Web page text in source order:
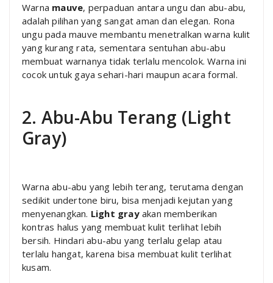
Warna mauve, perpaduan antara ungu dan abu-abu,
adalah pilihan yang sangat aman dan elegan. Rona
ungu pada mauve membantu menetralkan warna kulit
yang kurang rata, sementara sentuhan abu-abu
membuat warnanya tidak terlalu mencolok. Warna ini
cocok untuk gaya sehari-hari maupun acara formal.
2. Abu-Abu Terang (Light
Gray)
Warna abu-abu yang lebih terang, terutama dengan
sedikit undertone biru, bisa menjadi kejutan yang
menyenangkan. Light grayakan memberikan
kontras halus yang membuat kulit terlihat lebih
bersih. Hindari abu-abu yang terlalu gelap atau
terlalu hangat, karena bisa membuat kulit terlihat
kusam.